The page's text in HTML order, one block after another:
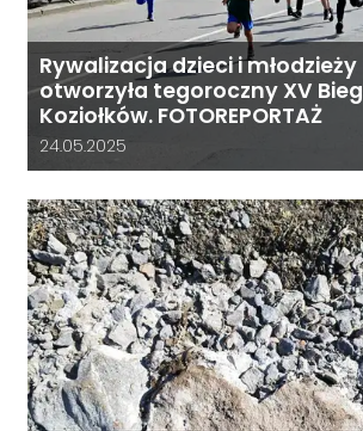
Rywalizacja dzieci i młodzieży
otworzyła tegoroczny XV Bieg
Koziołków. FOTOREPORTAŻ
Data dodania galerii:
24.05.2025